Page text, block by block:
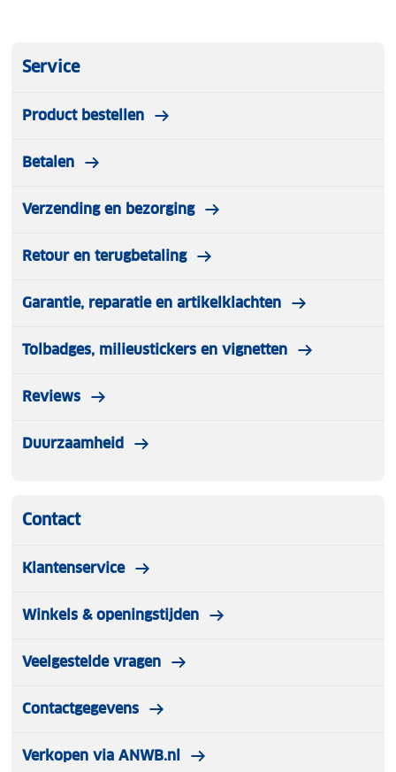
Service
Product bestellen
Betalen
Verzending en bezorging
Retour en terugbetaling
Garantie, reparatie en artikelklachten
Tolbadges, milieustickers en vignetten
Reviews
Duurzaamheid
Contact
Klantenservice
Winkels & openingstijden
Veelgestelde vragen
Contactgegevens
Verkopen via ANWB.nl